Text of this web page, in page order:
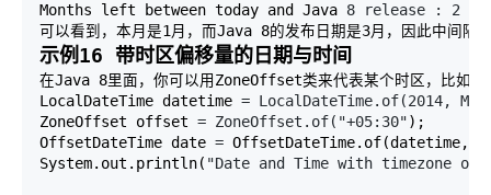
Months left between today and Java 8 release : 2
可以看到，本月是1月，而Java 8的发布日期是3月，因此中间隔
示例16 带时区偏移量的日期与时间
在Java 8里面，你可以用ZoneOffset类来代表某个时区，比如印
LocalDateTime datetime = LocalDateTime.of(2014,
ZoneOffset offset = ZoneOffset.of("+05:30");
OffsetDateTime date =
System.out.println( "Date and Time with timezone